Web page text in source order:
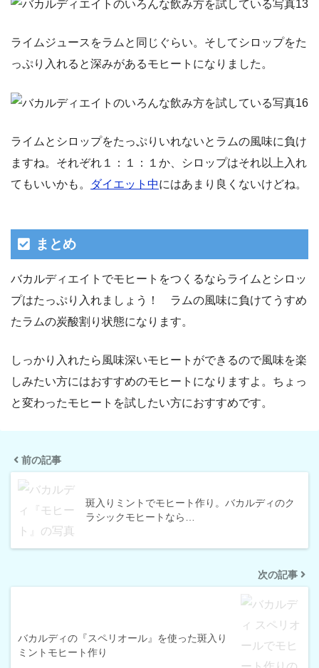
ライムジュースをラムと同じぐらい。そしてシロップをた
っぷり入れると深みがあるモヒートになりました。
ライムとシロップをたっぷりいれないとラムの風味に負け
ますね。それぞれ１：１：１か、シロップはそれ以上入れ
てもいいかも。
ダイエット中にはあまり良くないけどね。
まとめ
バカルディエイトでモヒートをつくるならライムとシロッ
プはたっぷり入れましょう！ ラムの風味に負けてうすめ
たラムの炭酸割り状態になります。
しっかり入れたら風味深いモヒートができるので風味を楽
しみたい方にはおすすめのモヒートになりますよ。ちょっ
と変わったモヒートを試したい方におすすめです。
前の記事
斑入りミントでモヒート作り。バカルディのク
ラシックモヒートなら…
次の記事
バカルディの『スペリオール』を使った斑入り
ミントモヒート作り